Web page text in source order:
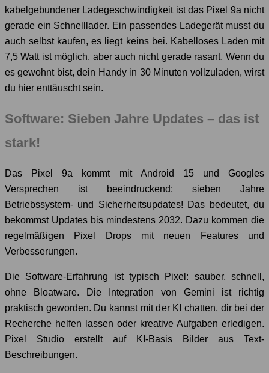
kabelgebundener Ladegeschwindigkeit ist das Pixel 9a nicht
gerade ein Schnelllader. Ein passendes Ladegerät musst du
auch selbst kaufen, es liegt keins bei. Kabelloses Laden mit
7,5 Watt ist möglich, aber auch nicht gerade rasant. Wenn du
es gewohnt bist, dein Handy in 30 Minuten vollzuladen, wirst
du hier enttäuscht sein.
Software: Sieben Jahre Updates – das ist
stark!
Das Pixel 9a kommt mit Android 15 und Googles
Versprechen ist beeindruckend: sieben Jahre
Betriebssystem- und Sicherheitsupdates! Das bedeutet, du
bekommst Updates bis mindestens 2032. Dazu kommen die
regelmäßigen Pixel Drops mit neuen Features und
Verbesserungen.
Die Software-Erfahrung ist typisch Pixel: sauber, schnell,
ohne Bloatware. Die Integration von Gemini ist richtig
praktisch geworden. Du kannst mit der KI chatten, dir bei der
Recherche helfen lassen oder kreative Aufgaben erledigen.
Pixel Studio erstellt auf KI-Basis Bilder aus Text-
Beschreibungen.